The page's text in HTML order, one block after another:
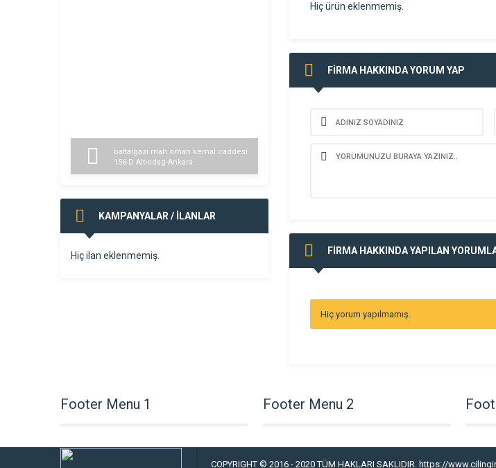
battalgazi mah orhan kemal caddesi
156-D Altındag-Ankara
KAMPANYALAR / İLANLAR
Hiç ilan eklenmemiş.
Hiç ürün eklenmemiş.
FİRMA HAKKINDA YORUM YAP
FİRMA HAKKINDA YAPILAN
Hiç yorum yapılmamış.
Footer Menu 1 Footer Menu 2
COPYRIGHT © 2016 - 2020 TÜM HAKLARI SAKLIDIR. https://